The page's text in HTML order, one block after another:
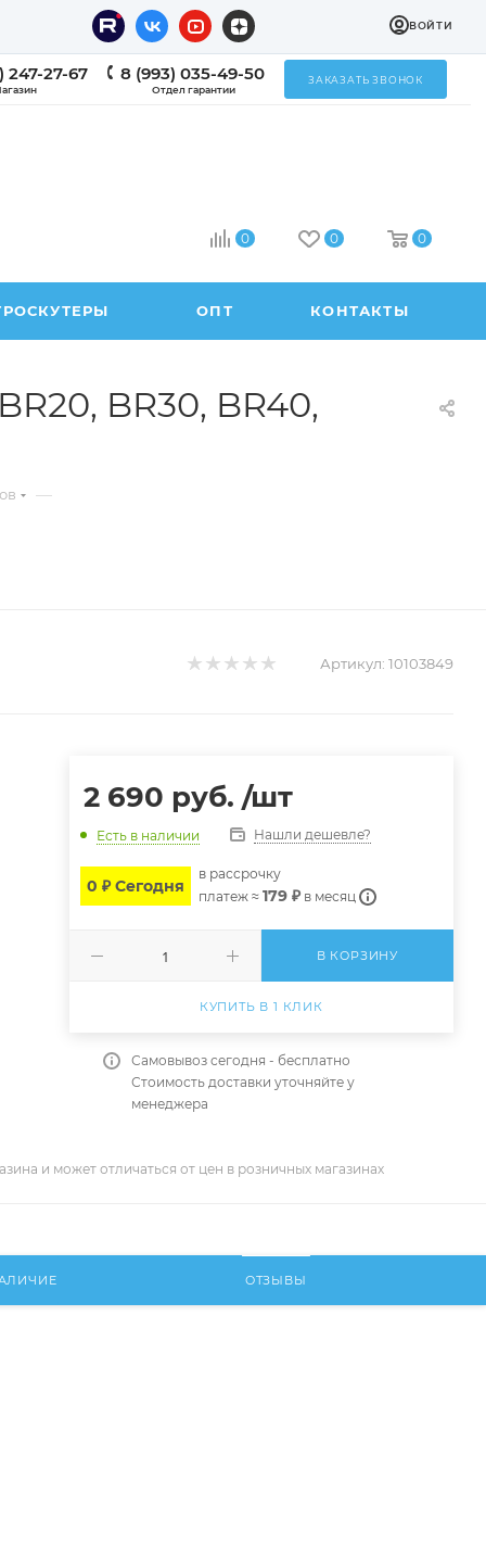
ВОЙТИ
247-27-67 8 (993) 035-49-50
Отдел гарантии
ЗАКАЗАТЬ ЗВОНОК
0 0 0
ОПТ КОНТАКТЫ
BR30, BR40,
—
Артикул: 10103849
2 690 руб. /шт
Есть в наличии Нашли дешевле?
0 ₽ Сегодня
в расcрочку
платеж ≈ 179 ₽в месяц
В КОРЗИНУ
КУПИТЬ В 1 КЛИК
Самовывоз сегодня - бесплатно
Стоимость доставки уточняйте у
менеджера
и может отличаться от цен в розничных магазинах
ОТЗЫВЫ